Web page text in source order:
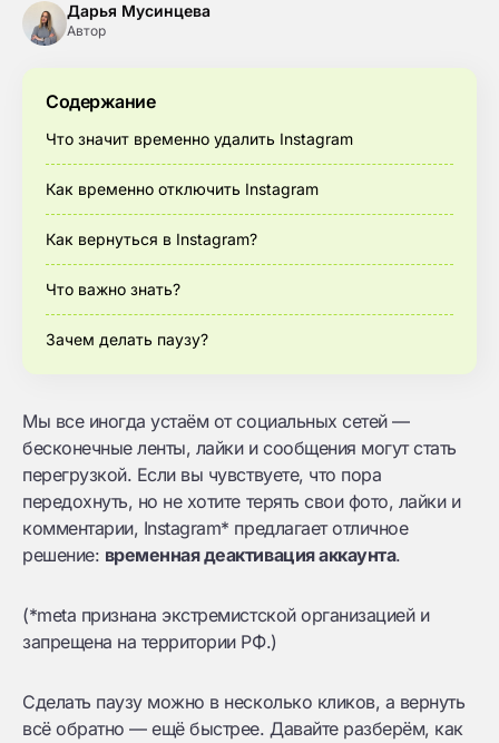
Дарья Мусинцева
Автор
Содержание
Что значит временно удалить Instagram
Как временно отключить Instagram
Как вернуться в Instagram?
Что важно знать?
Зачем делать паузу?
Мы все иногда устаём от социальных сетей —
бесконечные ленты, лайки и сообщения могут стать
перегрузкой. Если вы чувствуете, что пора
передохнуть, но не хотите терять свои фото, лайки и
комментарии, Instagram* предлагает отличное
решение: временная деактивация аккаунта.
(*meta признана экстремистской организацией и
запрещена на территории РФ.)
Сделать паузу можно в несколько кликов, а вернуть
всё обратно — ещё быстрее. Давайте разберём, как